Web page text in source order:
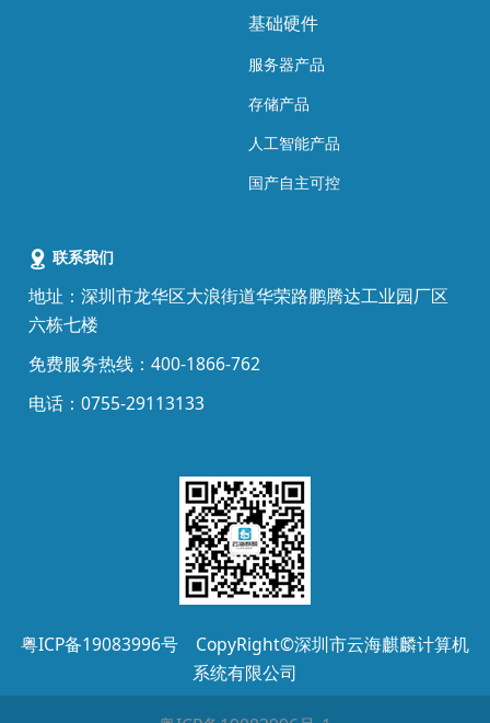
基础硬件
服务器产品
存储产品
人工智能产品
国产自主可控
联系我们
地址：深圳市龙华区大浪街道华荣路鹏腾达工业园厂区
六栋七楼
免费服务热线：400-1866-762
电话：0755-29113133
粤ICP备19083996号 CopyRight©深圳市云海麒麟计算机
系统有限公司